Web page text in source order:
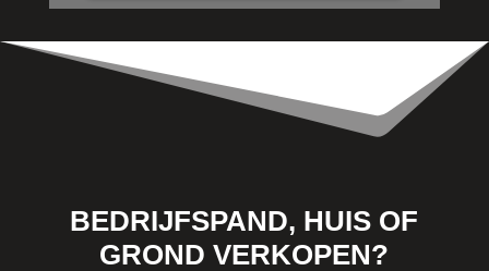
BEDRIJFSPAND, HUIS OF
GROND VERKOPEN?